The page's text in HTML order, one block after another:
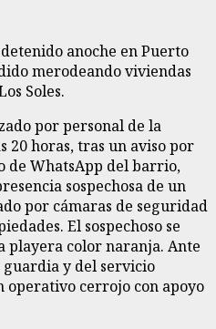
anoche en Puerto
merodeando viviendas
Soles.
por personal de la
20 horas, tras un aviso por
de WhatsApp del barrio,
sospechosa de un
por cámaras de seguridad
El sospechoso se
playera color naranja. Ante
guardia y del servicio
cerrojo con apoyo